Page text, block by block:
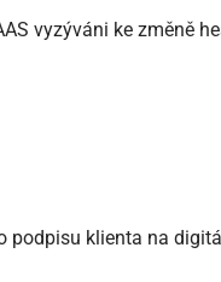
vyzýváni ke změně
klienta na